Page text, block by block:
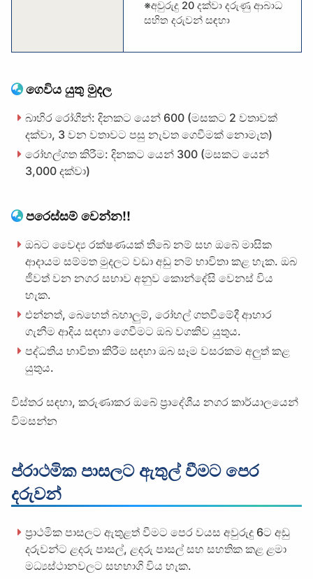
※අවුරුදු 20 දක්වා දරුණු ආබාධ
සහිත දරුවන් සඳහා
ගෙවිය යුතු මුදල
බාහිර රෝගීන්: දිනකට යෙන් 600 (මසකට 2 වතාවක්
දක්වා, 3 වන වතාවට පසු නැවත ගෙවීමක් නොමැත)
රෝහල්ගත කිරීම: දිනකට යෙන් 300 (මසකට යෙන්
3,000 දක්වා)
පරෙස්සම් වෙන්න!!
ඔබට වෛද්‍ය රක්ෂණයක් තිබේ නම් සහ ඔබේ මාසික
ආදායම සම්මත මුදලට වඩා අඩු නම් භාවිතා කළ හැක. ඔබ
ජීවත් වන නගර සභාව අනුව කොන්දේසි වෙනස් විය
හැක.
එන්නත්, බෙහෙත් බහාලුම්, රෝහල් ගතවීමේදී ආහාර
ගැනීම ආදිය සඳහා ගෙවීමට ඔබ වගකිව යුතුය.
පද්ධතිය භාවිතා කිරීම සඳහා ඔබ සෑම වසරකම අලුත් කළ
යුතුය.
විස්තර සඳහා, කරුණාකර ඔබේ ප්‍රාදේශීය නගර කාර්යාලයෙන්
විමසන්න
ප්රාථමික පාසලට ඇතුල් වීමට පෙර
දරුවන්
ප්‍රාථමික පාසලට ඇතුළත් වීමට පෙර වයස අවුරුදු 6ට අඩු
දරුවන්ට ළදරු පාසල්, ළදරු පාසල් සහ සහතික කළ ළමා
මධ්‍යස්ථානවලට සහභාගි විය හැක.